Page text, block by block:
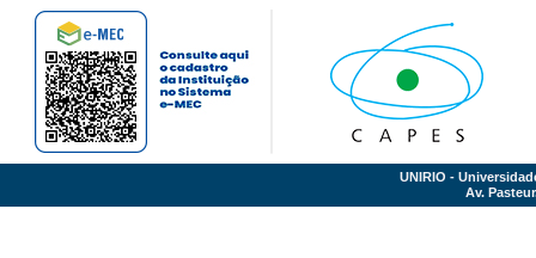
UNIRIO -
Av.